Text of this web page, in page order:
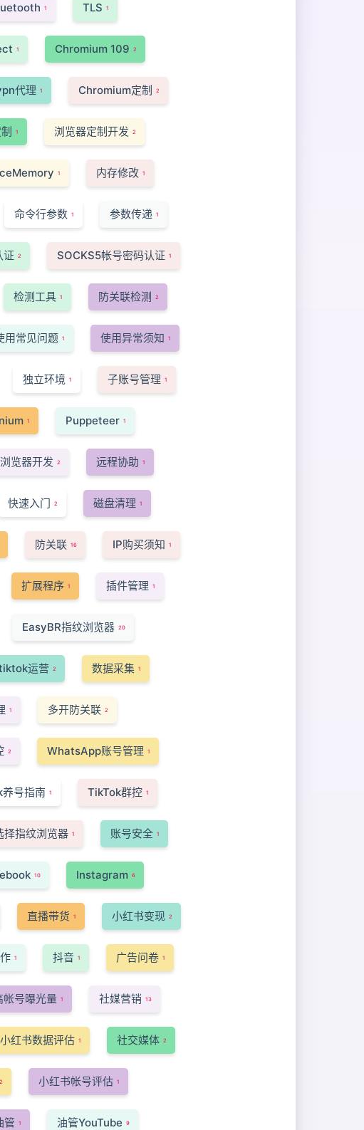
1 TLS 1
1 Chromium 109 2
代理 1 Chromium定制 2
1 浏览器定制开发 2
1 内存修改 1
命令行参数 1 参数传递 1
证 2 SOCKS5帐号密码认证 1
检测工具 1 防关联检测 2
用常见问题 1 使用异常须知 1
独立环境 1 子账号管理 1
1 Puppeteer 1
浏览器开发 2 远程协助 1
快速入门 2 磁盘清理 1
防关联 16 IP购买须知 1
扩展程序 1 插件管理 1
EasyBR指纹浏览器 20
运营 2 数据采集 1
1 多开防关联 2
2 WhatsApp账号管理 1
号指南 1 TikTok群控 1
择指纹浏览器 1 账号安全 1
10 Instagram 6
直播带货 1 小红书变现 2
1 抖音 1 广告问卷 1
帐号曝光量 1 社媒营销 13
小红书数据评估 1 社交媒体 2
2 小红书帐号评估 1
管 1 油管YouTube 9